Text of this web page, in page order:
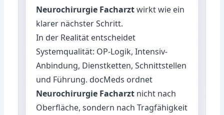
Neurochirurgie Facharztwirkt wie ein
klarer nächster Schritt.
In der Realität entscheidet
Systemqualität: OP-Logik, Intensiv-
Anbindung, Dienstketten, Schnittstellen
und Führung. docMeds ordnet
Neurochirurgie Facharzt nicht nach
Oberfläche, sondern nach Tragfähigkeit